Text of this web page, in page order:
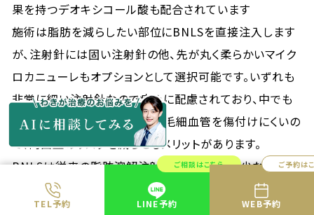
TEL予約
ご相談はこちら
LINE予約
ご予約は
WEB予約
果を持つデオキシコール酸も配合されています
施術は脂肪を減らしたい部位にBNLSを直接注入します
が、注射針には固い注射針の他、先が丸く柔らかいマイク
ロカニューレもオプションとして選択可能です。いずれも
非常に細い注射針なので痛みに配慮されており、中でも
マイクロカニューレは柔らかく毛細血管を傷付けにくいの
で、内出血のリスクを減らせるメリットがあります。
BNLSは従来の脂肪溶解注射よりも副作用が少ないもの
の、施術を受けた部位の腫れや赤み、内出血などが起こ
ることがあります。症状が表れても数日で自然と気になら